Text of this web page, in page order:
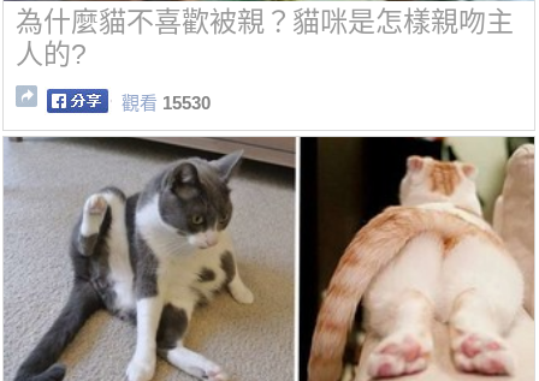
為什麼貓不喜歡被親？貓咪是怎樣親吻主
人的?
觀看 15530